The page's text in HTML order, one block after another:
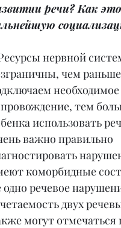
речи? Как
нервной
чем
необходимое
тем
использовать
важно правильно
коморбидные
одно речевое
двух
могут отмечаться